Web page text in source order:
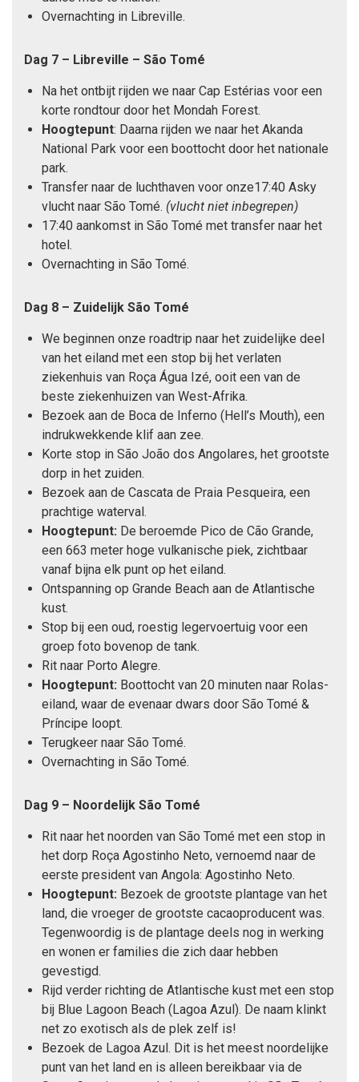
Overnachting in Libreville.
Dag 7 – Libreville – São Tomé
Na het ontbijt rijden we naar Cap Estérias voor een
korte rondtour door het Mondah Forest.
Hoogtepunt: Daarna rijden we naar het Akanda
National Park voor een boottocht door het nationale
park.
Transfer naar de luchthaven voor onze17:40 Asky
vlucht naar São Tomé. (vlucht niet inbegrepen)
17:40 aankomst in São Tomé met transfer naar het
hotel.
Overnachting in São Tomé.
Dag 8 – Zuidelijk São Tomé
We beginnen onze roadtrip naar het zuidelijke deel
van het eiland met een stop bij het verlaten
ziekenhuis van Roça Água Izé, ooit een van de
beste ziekenhuizen van West-Afrika.
Bezoek aan de Boca de Inferno (Hell’s Mouth), een
indrukwekkende klif aan zee.
Korte stop in São João dos Angolares, het grootste
dorp in het zuiden.
Bezoek aan de Cascata de Praia Pesqueira, een
prachtige waterval.
Hoogtepunt: De beroemde Pico de Cão Grande,
een 663 meter hoge vulkanische piek, zichtbaar
vanaf bijna elk punt op het eiland.
Ontspanning op Grande Beach aan de Atlantische
kust.
Stop bij een oud, roestig leger­voertuig voor een
groep foto bovenop de tank.
Rit naar Porto Alegre.
Hoogtepunt: Boottocht van 20 minuten naar Rolas-
eiland, waar de evenaar dwars door São Tomé &
Príncipe loopt.
Terugkeer naar São Tomé.
Overnachting in São Tomé.
Dag 9 – Noordelijk São Tomé
Rit naar het noorden van São Tomé met een stop in
het dorp Roça Agostinho Neto, vernoemd naar de
eerste president van Angola: Agostinho Neto.
Hoogtepunt: Bezoek de grootste plantage van het
land, die vroeger de grootste cacaoproducent was.
Tegenwoordig is de plantage deels nog in werking
en wonen er families die zich daar hebben
gevestigd.
Rijd verder richting de Atlantische kust met een stop
bij Blue Lagoon Beach (Lagoa Azul). De naam klinkt
net zo exotisch als de plek zelf is!
Bezoek de Lagoa Azul. Dit is het meest noordelijke
punt van het land en is alleen bereikbaar via de